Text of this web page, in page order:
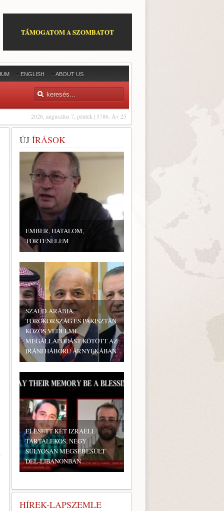
TÁMOGATOM A SZOMBATOT
ENGLISH ABOUT US
2026. augusztus 7, péntek | 5786. Áv 25
ÚJ ÍRÁSOK
EMBER, HATALOM,
TÖRTÉNELEM
SZAÚD-ARÁBIA,
TÖRÖKORSZÁG ÉS PAKISZTÁN
KÖZÖS VÉDELMI
MEGÁLLAPODÁST KÖTÖTT AZ
IRÁNI HÁBORÚ ÁRNYÉKÁBAN
ELESETT KÉT IZRAELI
TARTALÉKOS, NÉGY
SÚLYOSAN MEGSEBESÜLT
DÉL-LIBANONBAN
HÍREK-LAPSZEMLE